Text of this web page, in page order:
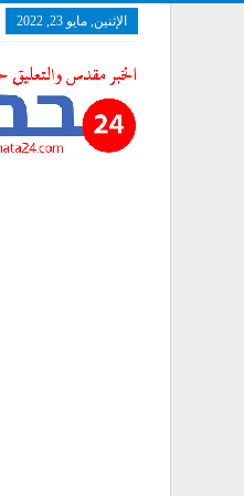
الإثنين, مايو 23, 2022